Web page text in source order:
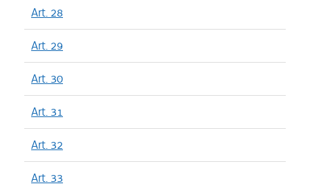
Art. 28
Art. 29
Art. 30
Art. 31
Art. 32
Art. 33